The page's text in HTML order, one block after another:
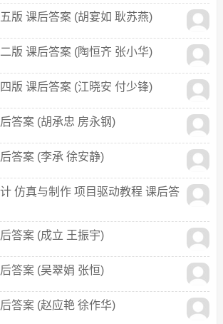
版 课后答案 (胡宴如 耿苏燕)
版 课后答案 (陶恒齐 张小华)
版 课后答案 (江晓安 付少锋)
答案 (胡承忠 房永钢)
答案 (李承 徐安静)
仿真与制作 项目驱动教程 课后答
答案 (成立 王振宇)
答案 (吴翠娟 张恒)
答案 (赵应艳 徐作华)